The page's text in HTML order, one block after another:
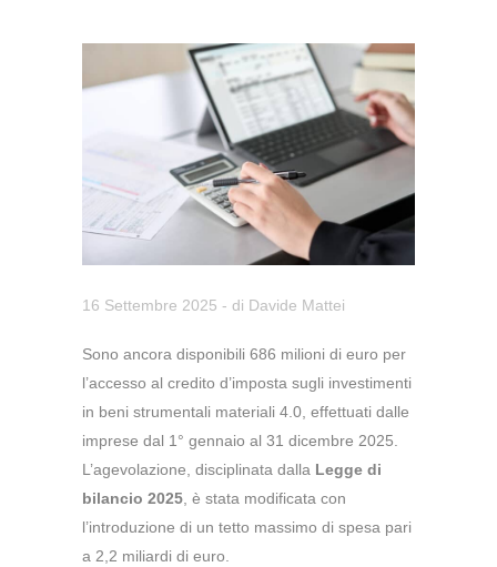
16 Settembre 2025 - di Davide Mattei
Sono ancora disponibili 686 milioni di euro per
l’accesso al credito d’imposta sugli investimenti
in beni strumentali materiali 4.0, effettuati dalle
imprese dal 1° gennaio al 31 dicembre 2025.
L’agevolazione, disciplinata dalla Legge di
bilancio 2025 , è stata modificata con
l’introduzione di un tetto massimo di spesa pari
a 2,2 miliardi di euro.